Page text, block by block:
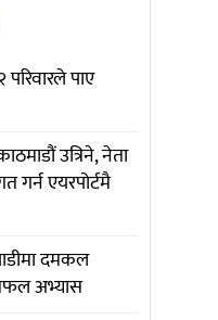
पाए
उत्रिने, नेता
गर्न एयरपोर्टमै
दमकल
अभ्यास